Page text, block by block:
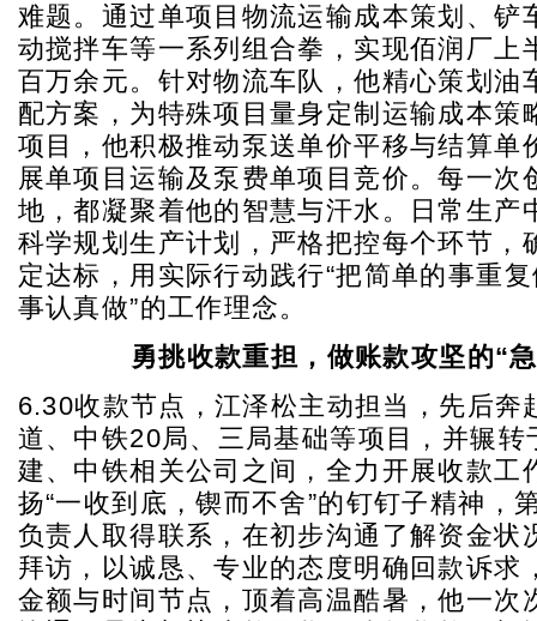
难题。通过单项目物流运输成本策划、铲
动搅拌车等一系列组合拳，实现佰润厂上
百万余元。针对物流车队，他精心策划油
配方案，为特殊项目量身定制运输成本策
项目，他积极推动泵送单价平移与结算单
展单项目运输及泵费单项目竞价。每一次
地，都凝聚着他的智慧与汗水。日常生产
科学规划生产计划，严格把控每个环节，
定达标，用实际行动践行“把简单的事重
事认真做”的工作理念。
勇挑收款重担，做账款攻坚的“
6.30收款节点，江泽松主动担当，先后奔
道、中铁20局、三局基础等项目，并辗转
建、中铁相关公司之间，全力开展收款工
扬“一收到底，锲而不舍”的钉钉子精神，
负责人取得联系，在初步沟通了解资金状
拜访，以诚恳、专业的态度明确回款诉求
金额与时间节点，顶着高温酷暑，他一次